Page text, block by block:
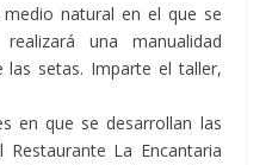
natural en el que se
una manualidad
las setas. Imparte el taller,
en que se desarrollan las
La Encantaria